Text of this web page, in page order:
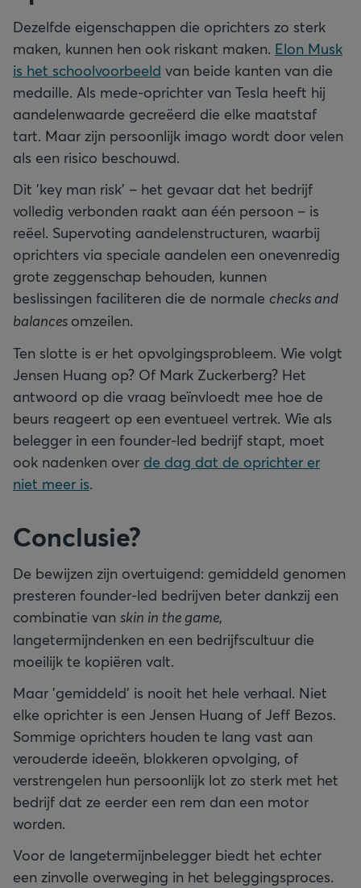
Dezelfde eigenschappen die oprichters zo sterk
maken, kunnen hen ook riskant maken. Elon Musk
is het schoolvoorbeeld van beide kanten van die
medaille. Als mede-oprichter van Tesla heeft hij
aandelenwaarde gecreëerd die elke maatstaf
tart. Maar zijn persoonlijk imago wordt door velen
als een risico beschouwd.
Dit 'key man risk' – het gevaar dat het bedrijf
volledig verbonden raakt aan één persoon – is
reëel. Supervoting aandelenstructuren, waarbij
oprichters via speciale aandelen een onevenredig
grote zeggenschap behouden, kunnen
beslissingen faciliteren die de normale checks and
balances omzeilen.
Ten slotte is er het opvolgingsprobleem. Wie volgt
Jensen Huang op? Of Mark Zuckerberg? Het
antwoord op die vraag beïnvloedt mee hoe de
beurs reageert op een eventueel vertrek. Wie als
belegger in een founder-led bedrijf stapt, moet
ook nadenken over de dag dat de oprichter er
niet meer is.
Conclusie?
De bewijzen zijn overtuigend: gemiddeld genomen
presteren founder-led bedrijven beter dankzij een
combinatie van skin in the game,
langetermijndenken en een bedrijfscultuur die
moeilijk te kopiëren valt.
Maar 'gemiddeld' is nooit het hele verhaal. Niet
elke oprichter is een Jensen Huang of Jeff Bezos.
Sommige oprichters houden te lang vast aan
verouderde ideeën, blokkeren opvolging, of
verstrengelen hun persoonlijk lot zo sterk met het
bedrijf dat ze eerder een rem dan een motor
worden.
Voor de langetermijnbelegger biedt het echter
een zinvolle overweging in het beleggingsproces.